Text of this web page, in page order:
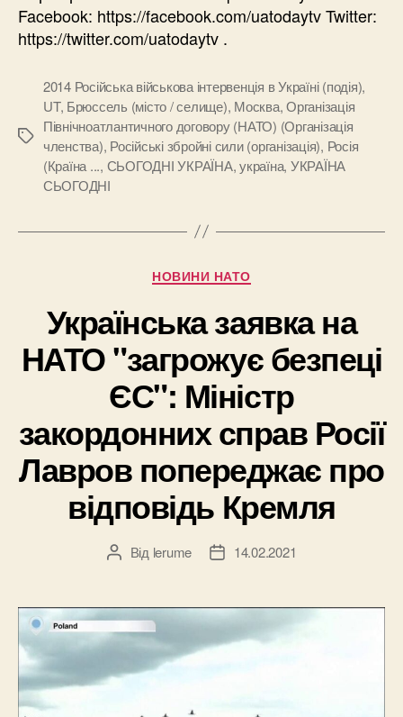
Facebook: https://facebook.com/uatodaytv Twitter:
https://twitter.com/uatodaytv .
Позначки
2014 Російська військова інтервенція в Україні (подія),
UT, Брюссель (місто / селище), Москва,Організація
Північноатлантичного договору (НАТО) (Організація
членства), Російські збройні сили (організація), Росія
(Країна ..., СЬОГОДНІ УКРАЇНА,україна, УКРАЇНА
СЬОГОДНІ
Категорії
НОВИНИ НАТО
Українська заявка на
НАТО "загрожує безпеці
ЄС": Міністр
закордонних справ Росії
Лавров попереджає про
відповідь Кремля
Автор
Від lerume
Дата14.02.2021